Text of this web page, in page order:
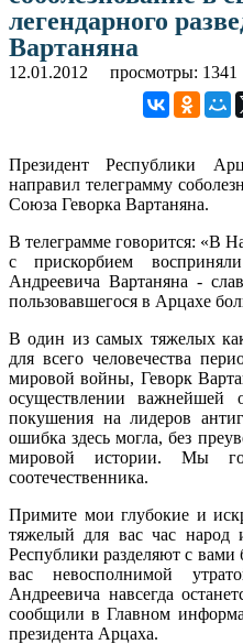
легендарного
Вартаняна
12.01.2012 просмотры: 1341
Президент Республики
направил телеграмму
Союза Геворка Вартаняна.
В телеграмме говорится: «В
с прискорбием
Андреевича Вартаняна -
пользовавшегося в Арцахе
В один из самых тяжелых
для всего человечества
мировой войны, Геворк
осуществлении важнейшей
покушения на лидеров
ошибка здесь могла, без
мировой истории. Мы
соотечественника.
Примите мои глубокие и
тяжелый для вас час народ
Республики разделяют с вами
вас невосполнимой
Андреевича навсегда
сообщили в Главном
президента Арцаха.